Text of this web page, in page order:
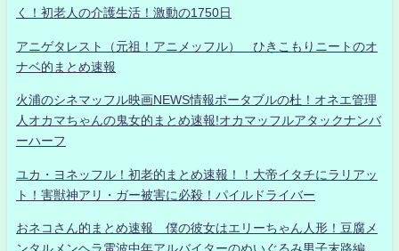
く！初老人の介護生活！激動の1750日
アニゲタレスト（元祖！アニメッフル） ひきこもりニートのオ
ナベ的まとめ速報
火浦のシネマッフル映画NEWS情報ポータブルの杜！オネエ管理
人オカマちゃんの鬼女的まとめ速報!オカマッフルアタックナンバ
ーハーフ
ユカ・ヨネッフル！初老的まとめ速報！！大帝イタチにラリアッ
ト！害獣神アリ・ガー被害に必殺！パイルドライバー
おネコさん的まとめ速報 僕の彼女はエリーちゃん人形！豆腐メ
ンタルメンヘラ電波中年アルバイターのぬいぐるみ男子末路編